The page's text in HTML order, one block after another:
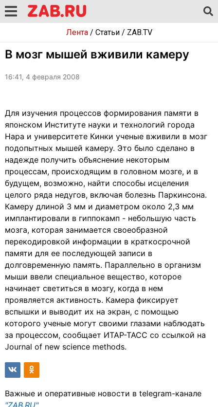
Лента/ Статьи/ ZAB.TV
В мозг мышей вживили камеру
16:41, 4 февраля 2008
Для изучения процессов формирования памяти в
японском Институте науки и технологий города
Нара и университете Кинки ученые вживили в мозг
подопытных мышей камеру. Это было сделано в
надежде получить объяснение некоторым
процессам, происходящим в головном мозге, и в
будущем, возможно, найти способы исцеления
целого ряда недугов, включая болезнь Паркинсона.
Камеру длиной 3 мм и диаметром около 2,3 мм
имплантировали в гиппокамп - небольшую часть
мозга, которая занимается своеобразной
перекодировкой информации в краткосрочной
памяти для ее последующей записи в
долговременную память. Параллельно в организм
мыши ввели специальное вещество, которое
начинает светиться в мозгу, когда в нем
проявляется активность. Камера фиксирует
вспышки и выводит их на экран, с помощью
которого ученые могут своими глазами наблюдать
за процессом, сообщает ИТАР-ТАСС со ссылкой на
Journal of new science methods.
Важные и оперативные новости в telegram-канале
"ZAB.RU"